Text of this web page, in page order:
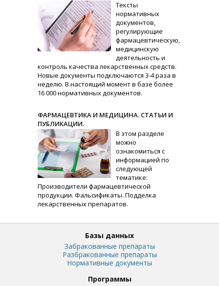
Тексты
нормативных
документов,
регулирующие
фармацевтическую,
медицинскую
деятельность и
контроль качества лекарственных средств.
Новые документы подключаются 3-4 раза в
неделю. В настоящий момент в базе более
16 000 нормативных документов.
ФАРМАЦЕВТИКА И МЕДИЦИНА. СТАТЬИ И
ПУБЛИКАЦИИ.
В этом разделе
можно
ознакомиться с
информацией по
следующей
тематике:
Производители фармацевтической
продукции. Фальсификаты. Подделка
лекарственных препаратов.
Базы данных
Забракованные препараты
Разбракованные препараты
Нормативные документы
Программы